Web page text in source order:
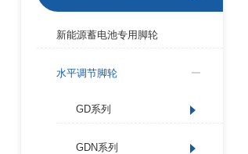
新能源蓄电池专用脚轮
水平调节脚轮
GD系列
GDN系列